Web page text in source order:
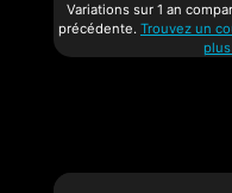
Variations sur 1 an
précédente. Trouvez un